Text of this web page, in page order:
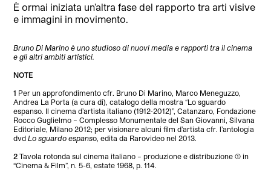
È ormai iniziata un’altra fase del rapporto tra arti visive
e immagini in movimento.
Bruno Di Marino è uno studiosodi nuovi media e rapportitra il cinema
e gli altri ambiti artistici.
NOTE
1 Per un approfondimento cfr. Bruno Di Marino, Marco Meneguzzo,
Andrea La Porta (a cura di), catalogo della mostra “Lo sguardo
espanso. Il cinema d’artista italiano (1912-2012)”, Catanzaro, Fondazione
Rocco Guglielmo – Complesso Monumentale del San Giovanni, Silvana
Editoriale, Milano 2012; per visionare alcuni film d’artista cfr. l’antologia
dvdLo sguardo espanso, edita da Rarovideo nel 2013.
2 Tavola rotonda sul cinema italiano – produzione e distribuzione (1) in
“Cinema & Film”, n. 5-6, estate 1968, p. 114.